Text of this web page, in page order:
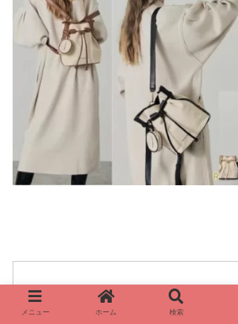
メニュー ホーム 検索